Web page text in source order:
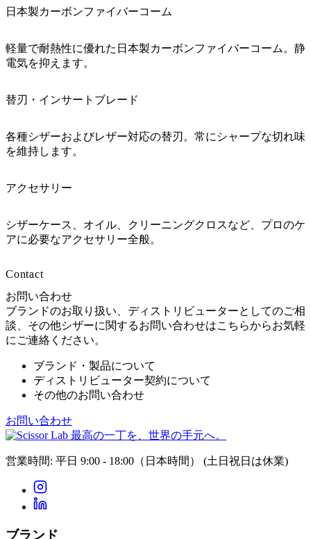
日本製カーボンファイバーコーム
軽量で耐熱性に優れた日本製カーボンファイバーコーム。静
電気を抑えます。
替刃・インサートブレード
各種シザーおよびレザー対応の替刃。常にシャープな切れ味
を維持します。
アクセサリー
シザーケース、オイル、クリーニングクロスなど、プロのケ
アに必要なアクセサリー全般。
Contact
お問い合わせ
ブランドのお取り扱い、ディストリビューターとしてのご相
談、その他シザーに関するお問い合わせはこちらからお気軽
にご連絡ください。
ブランド・製品について
ディストリビューター契約について
その他のお問い合わせ
お問い合わせ
最高の一丁を、世界の手元へ。
営業時間: 平日 9:00 - 18:00（日本時間） (土日祝日は休業)
ブランド